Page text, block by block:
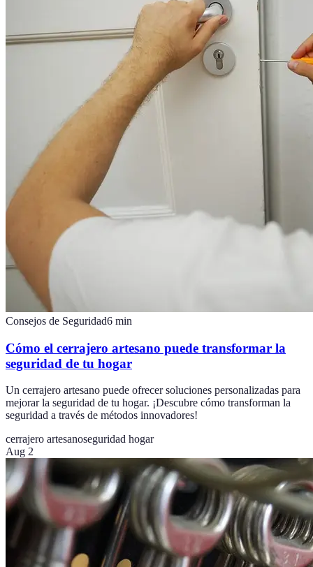
Consejos de Seguridad6 min
Cómo el cerrajero artesano puede transformar la
seguridad de tu hogar
Un cerrajero artesano puede ofrecer soluciones personalizadas para
mejorar la seguridad de tu hogar. ¡Descubre cómo transforman la
seguridad a través de métodos innovadores!
cerrajero artesanoseguridad hogar
Aug 2